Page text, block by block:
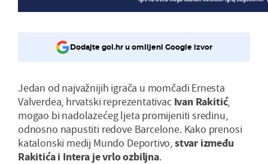
Dodajte gol.hr u omiljeni Google izvor
Jedan od najvažnijih igrača u momčadi Ernesta
Valverdea, hrvatski reprezentativac Ivan Rakitić,
mogao bi nadolazećeg ljeta promijeniti sredinu,
odnosno napustiti redove Barcelone. Kako prenosi
katalonski medij Mundo Deportivo,stvar između
Rakitića i Intera je vrlo ozbiljna.